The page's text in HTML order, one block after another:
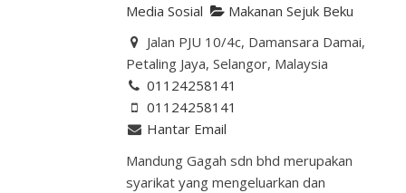
Media Sosial
Makanan Sejuk Beku
Jalan PJU 10/4c, Damansara Damai,
Petaling Jaya, Selangor, Malaysia
01124258141
01124258141
Hantar Email
Mandung Gagah sdn bhd merupakan
syarikat yang mengeluarkan dan